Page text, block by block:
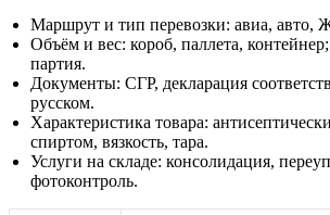
Маршрут и тип перевозки: авиа, авто,
Объём и вес: короб, паллета,
партия.
Документы: СГР, декларация
русском.
Характеристика товара:
спиртом, вязкость, тара.
Услуги на складе: консолидация,
фотоконтроль.